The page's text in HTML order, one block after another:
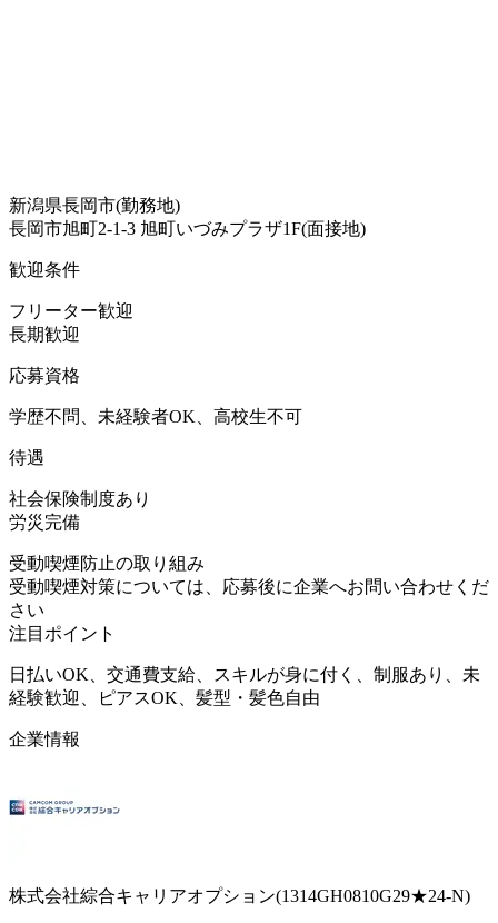
新潟県長岡市(勤務地)
長岡市旭町2-1-3 旭町いづみプラザ1F(面接地)
歓迎条件
フリーター歓迎
長期歓迎
応募資格
学歴不問、未経験者OK、高校生不可
待遇
社会保険制度あり
労災完備
受動喫煙防止の取り組み
受動喫煙対策については、応募後に企業へお問い合わせくだ
さい
注目ポイント
日払いOK、交通費支給、スキルが身に付く、制服あり、未
経験歓迎、ピアスOK、髪型・髪色自由
企業情報
株式会社綜合キャリアオプション(1314GH0810G29★24-N)